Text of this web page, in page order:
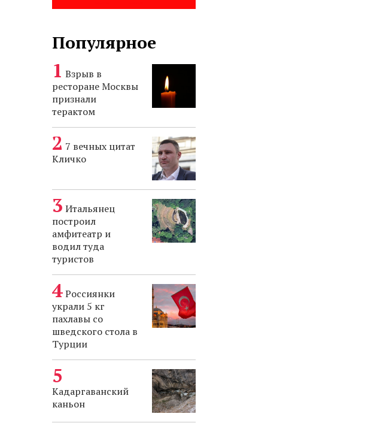
Популярное
Взрыв в
ресторане Москвы
признали
терактом
7 вечных цитат
Кличко
Итальянец
построил
амфитеатр и
водил туда
туристов
Россиянки
украли 5 кг
пахлавы со
шведского стола в
Турции
Кадаргаванский
каньон